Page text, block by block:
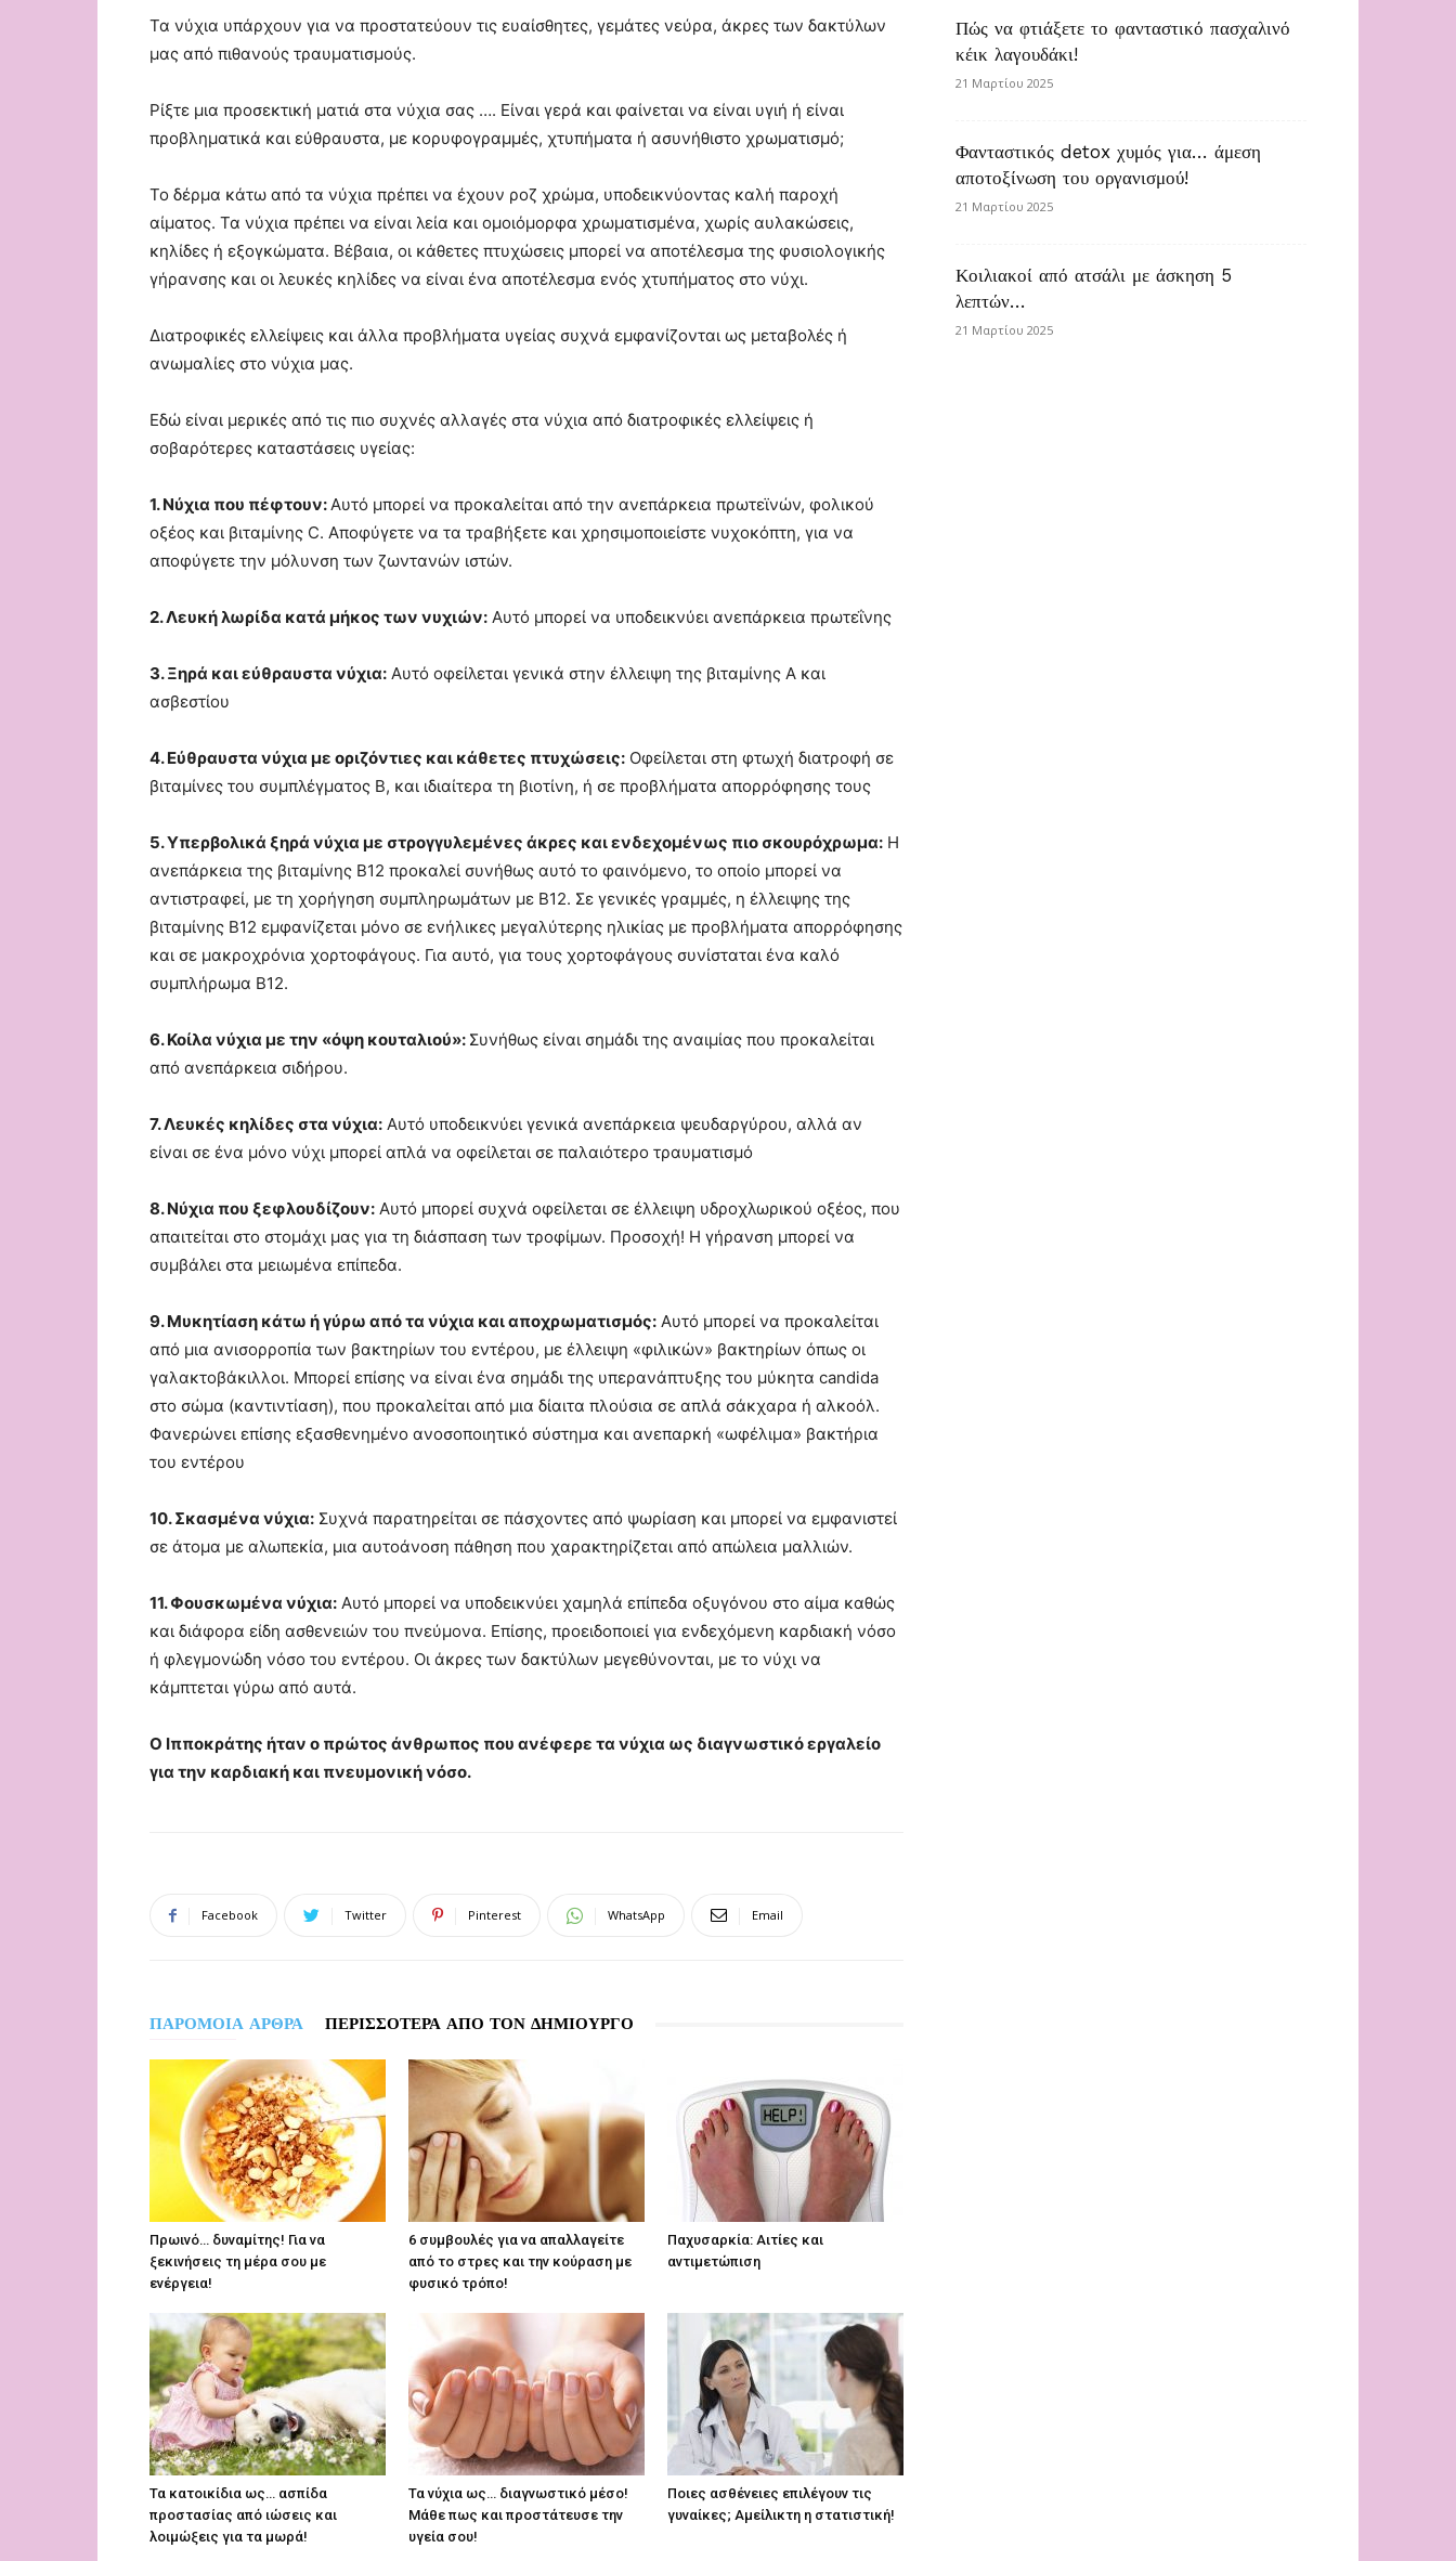
Τα νύχια υπάρχουν για να προστατεύουν τις ευαίσθητες, γεμάτες νεύρα, άκρες των δακτύλων
μας από πιθανούς τραυματισμούς.
Ρίξτε μια προσεκτική ματιά στα νύχια σας …. Είναι γερά και φαίνεται να είναι υγιή ή είναι
προβληματικά και εύθραυστα, με κορυφογραμμές, χτυπήματα ή ασυνήθιστο χρωματισμό;
Το δέρμα κάτω από τα νύχια πρέπει να έχουν ροζ χρώμα, υποδεικνύοντας καλή παροχή
αίματος. Τα νύχια πρέπει να είναι λεία και ομοιόμορφα χρωματισμένα, χωρίς αυλακώσεις,
κηλίδες ή εξογκώματα. Βέβαια, οι κάθετες πτυχώσεις μπορεί να αποτέλεσμα της φυσιολογικής
γήρανσης και οι λευκές κηλίδες να είναι ένα αποτέλεσμα ενός χτυπήματος στο νύχι.
Διατροφικές ελλείψεις και άλλα προβλήματα υγείας συχνά εμφανίζονται ως μεταβολές ή
ανωμαλίες στο νύχια μας.
Εδώ είναι μερικές από τις πιο συχνές αλλαγές στα νύχια από διατροφικές ελλείψεις ή
σοβαρότερες καταστάσεις υγείας:
1. Νύχια που πέφτουν:Αυτό μπορεί να προκαλείται από την ανεπάρκεια πρωτεϊνών, φολικού
οξέος και βιταμίνης C. Αποφύγετε να τα τραβήξετε και χρησιμοποιείστε νυχοκόπτη, για να
αποφύγετε την μόλυνση των ζωντανών ιστών.
2. Λευκή λωρίδα κατά μήκος των νυχιών: Αυτό μπορεί να υποδεικνύει ανεπάρκεια πρωτεΐνης
3. Ξηρά και εύθραυστα νύχια: Αυτό οφείλεται γενικά στην έλλειψη της βιταμίνης Α και
ασβεστίου
4. Εύθραυστα νύχια με οριζόντιες και κάθετες πτυχώσεις: Οφείλεται στη φτωχή διατροφή σε
βιταμίνες του συμπλέγματος Β, και ιδιαίτερα τη βιοτίνη, ή σε προβλήματα απορρόφησης τους
5. Υπερβολικά ξηρά νύχια με στρογγυλεμένες άκρες και ενδεχομένως πιο σκουρόχρωμα: Η
ανεπάρκεια της βιταμίνης Β12 προκαλεί συνήθως αυτό το φαινόμενο, το οποίο μπορεί να
αντιστραφεί, με τη χορήγηση συμπληρωμάτων με Β12. Σε γενικές γραμμές, η έλλειψης της
βιταμίνης Β12 εμφανίζεται μόνο σε ενήλικες μεγαλύτερης ηλικίας με προβλήματα απορρόφησης
και σε μακροχρόνια χορτοφάγους. Για αυτό, για τους χορτοφάγους συνίσταται ένα καλό
συμπλήρωμα Β12.
6. Κοίλα νύχια με την «όψη κουταλιού»: Συνήθως είναι σημάδι της αναιμίας που προκαλείται
από ανεπάρκεια σιδήρου.
7. Λευκές κηλίδες στα νύχια: Αυτό υποδεικνύει γενικά ανεπάρκεια ψευδαργύρου, αλλά αν
είναι σε ένα μόνο νύχι μπορεί απλά να οφείλεται σε παλαιότερο τραυματισμό
8. Νύχια που ξεφλουδίζουν: Αυτό μπορεί συχνά οφείλεται σε έλλειψη υδροχλωρικού οξέος, που
απαιτείται στο στομάχι μας για τη διάσπαση των τροφίμων. Προσοχή! Η γήρανση μπορεί να
συμβάλει στα μειωμένα επίπεδα.
9. Μυκητίαση κάτω ή γύρω από τα νύχια και αποχρωματισμός: Αυτό μπορεί να προκαλείται
από μια ανισορροπία των βακτηρίων του εντέρου, με έλλειψη «φιλικών» βακτηρίων όπως οι
γαλακτοβάκιλλοι. Μπορεί επίσης να είναι ένα σημάδι της υπερανάπτυξης του μύκητα candida
στο σώμα (καντιντίαση), που προκαλείται από μια δίαιτα πλούσια σε απλά σάκχαρα ή αλκοόλ.
Φανερώνει επίσης εξασθενημένο ανοσοποιητικό σύστημα και ανεπαρκή «ωφέλιμα» βακτήρια
του εντέρου
10. Σκασμένα νύχια: Συχνά παρατηρείται σε πάσχοντες από ψωρίαση και μπορεί να εμφανιστεί
σε άτομα με αλωπεκία, μια αυτοάνοση πάθηση που χαρακτηρίζεται από απώλεια μαλλιών.
11. Φουσκωμένα νύχια: Αυτό μπορεί να υποδεικνύει χαμηλά επίπεδα οξυγόνου στο αίμα καθώς
και διάφορα είδη ασθενειών του πνεύμονα. Επίσης, προειδοποιεί για ενδεχόμενη καρδιακή νόσο
ή φλεγμονώδη νόσο του εντέρου. Οι άκρες των δακτύλων μεγεθύνονται, με το νύχι να
κάμπτεται γύρω από αυτά.
Ο Ιπποκράτης ήταν ο πρώτος άνθρωπος που ανέφερε τα νύχια ως διαγνωστικό εργαλείο
για την καρδιακή και πνευμονική νόσο.
Facebook Twitter Pinterest WhatsApp Email
ΠΑΡΟΜΟΙΑ ΑΡΘΡΑ ΠΕΡΙΣΣΟΤΕΡΑ ΑΠΟ ΤΟΝ ΔΗΜΙΟΥΡΓΟ
Πρωινό… δυναμίτης! Για να
ξεκινήσεις τη μέρα σου με
ενέργεια!
6 συμβουλές για να απαλλαγείτε
από το στρες και την κούραση με
φυσικό τρόπο!
Παχυσαρκία: Αιτίες και
αντιμετώπιση
Τα κατοικίδια ως… ασπίδα
προστασίας από ιώσεις και
λοιμώξεις για τα μωρά!
Τα νύχια ως… διαγνωστικό μέσο!
Μάθε πως και προστάτευσε την
υγεία σου!
Ποιες ασθένειες επιλέγουν τις
γυναίκες; Αμείλικτη η στατιστική!
Πώς να φτιάξετε το φανταστικό πασχαλινό
κέικ λαγουδάκι!
21 Μαρτίου 2025
Φανταστικός detox χυμός για… άμεση
αποτοξίνωση του οργανισμού!
21 Μαρτίου 2025
Κοιλιακοί από ατσάλι με άσκηση 5
λεπτών…
21 Μαρτίου 2025